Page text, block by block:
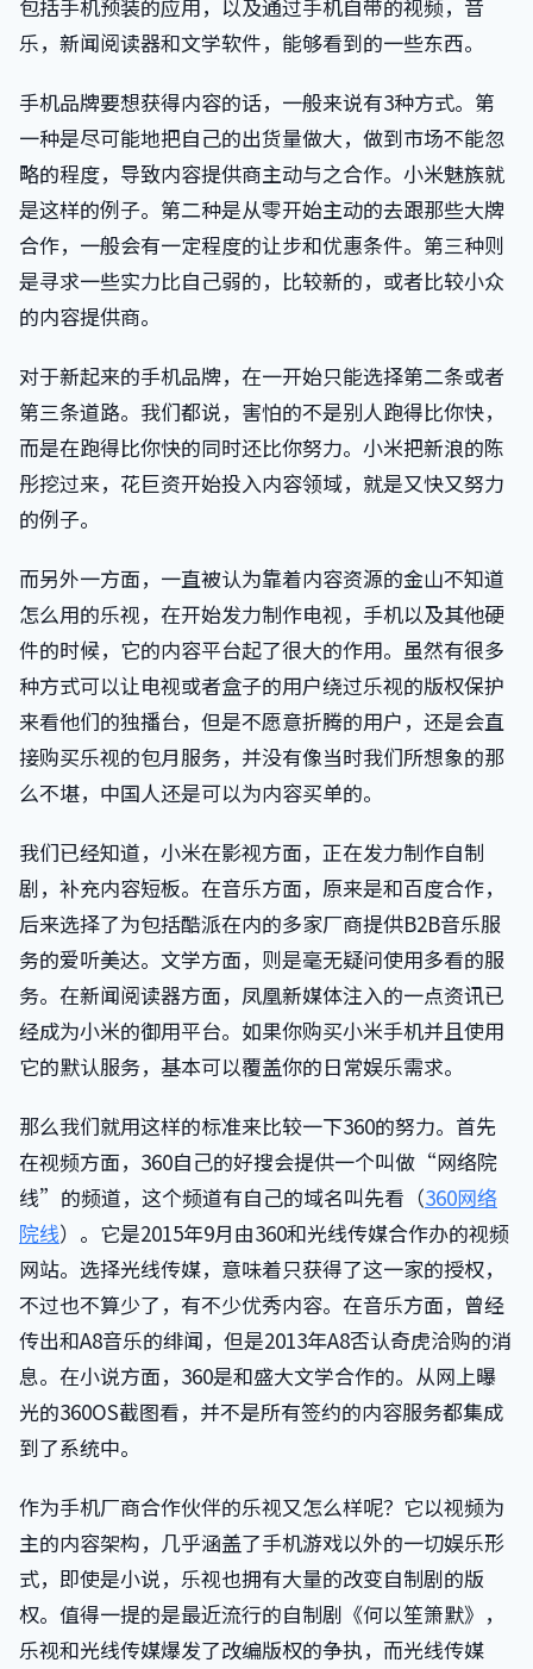
包括手机预装的应用，以及通过手机自带的视频，音
乐，新闻阅读器和文学软件，能够看到的一些东西。
手机品牌要想获得内容的话，一般来说有3种方式。第
一种是尽可能地把自己的出货量做大，做到市场不能忽
略的程度，导致内容提供商主动与之合作。小米魅族就
是这样的例子。第二种是从零开始主动的去跟那些大牌
合作，一般会有一定程度的让步和优惠条件。第三种则
是寻求一些实力比自己弱的，比较新的，或者比较小众
的内容提供商。
对于新起来的手机品牌，在一开始只能选择第二条或者
第三条道路。我们都说，害怕的不是别人跑得比你快，
而是在跑得比你快的同时还比你努力。小米把新浪的陈
彤挖过来，花巨资开始投入内容领域，就是又快又努力
的例子。
而另外一方面，一直被认为靠着内容资源的金山不知道
怎么用的乐视，在开始发力制作电视，手机以及其他硬
件的时候，它的内容平台起了很大的作用。虽然有很多
种方式可以让电视或者盒子的用户绕过乐视的版权保护
来看他们的独播台，但是不愿意折腾的用户，还是会直
接购买乐视的包月服务，并没有像当时我们所想象的那
么不堪，中国人还是可以为内容买单的。
我们已经知道，小米在影视方面，正在发力制作自制
剧，补充内容短板。在音乐方面，原来是和百度合作，
后来选择了为包括酷派在内的多家厂商提供B2B音乐服
务的爱听美达。文学方面，则是毫无疑问使用多看的服
务。在新闻阅读器方面，凤凰新媒体注入的一点资讯已
经成为小米的御用平台。如果你购买小米手机并且使用
它的默认服务，基本可以覆盖你的日常娱乐需求。
那么我们就用这样的标准来比较一下360的努力。首先
在视频方面，360自己的好搜会提供一个叫做“网络院
线”的频道，这个频道有自己的域名叫先看（360网络
院线）。它是2015年9月由360和光线传媒合作办的视频
网站。选择光线传媒，意味着只获得了这一家的授权，
不过也不算少了，有不少优秀内容。在音乐方面，曾经
传出和A8音乐的绯闻，但是2013年A8否认奇虎洽购的消
息。在小说方面，360是和盛大文学合作的。从网上曝
光的360OS截图看，并不是所有签约的内容服务都集成
到了系统中。
作为手机厂商合作伙伴的乐视又怎么样呢？它以视频为
主的内容架构，几乎涵盖了手机游戏以外的一切娱乐形
式，即使是小说，乐视也拥有大量的改变自制剧的版
权。值得一提的是最近流行的自制剧《何以笙箫默》，
乐视和光线传媒爆发了改编版权的争执，而光线传媒